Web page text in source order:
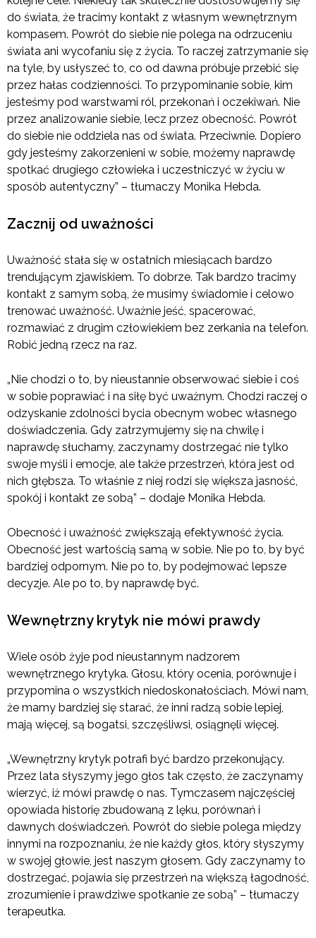
do świata, że tracimy kontakt z własnym wewnętrznym
kompasem. Powrót do siebie nie polega na odrzuceniu
świata ani wycofaniu się z życia. To raczej zatrzymanie się
na tyle, by usłyszeć to, co od dawna próbuje przebić się
przez hałas codzienności. To przypominanie sobie, kim
jesteśmy pod warstwami ról, przekonań i oczekiwań. Nie
przez analizowanie siebie, lecz przez obecność. Powrót
do siebie nie oddziela nas od świata. Przeciwnie. Dopiero
gdy jesteśmy zakorzenieni w sobie, możemy naprawdę
spotkać drugiego człowieka i uczestniczyć w życiu w
sposób autentyczny” – tłumaczy Monika Hebda.
Zacznij od uważności
Uważność stała się w ostatnich miesiącach bardzo
trendującym zjawiskiem. To dobrze. Tak bardzo tracimy
kontakt z samym sobą, że musimy świadomie i celowo
trenować uważność. Uważnie jeść, spacerować,
rozmawiać z drugim człowiekiem bez zerkania na telefon.
Robić jedną rzecz na raz.
„Nie chodzi o to, by nieustannie obserwować siebie i coś
w sobie poprawiać i na siłę być uważnym. Chodzi raczej o
odzyskanie zdolności bycia obecnym wobec własnego
doświadczenia. Gdy zatrzymujemy się na chwilę i
naprawdę słuchamy, zaczynamy dostrzegać nie tylko
swoje myśli i emocje, ale także przestrzeń, która jest od
nich głębsza. To właśnie z niej rodzi się większa jasność,
spokój i kontakt ze sobą” – dodaje Monika Hebda.
Obecność i uważność zwiększają efektywność życia.
Obecność jest wartością samą w sobie. Nie po to, by być
bardziej odpornym. Nie po to, by podejmować lepsze
decyzje. Ale po to, by naprawdę być.
Wewnętrzny krytyk nie mówi prawdy
Wiele osób żyje pod nieustannym nadzorem
wewnętrznego krytyka. Głosu, który ocenia, porównuje i
przypomina o wszystkich niedoskonałościach. Mówi nam,
że mamy bardziej się starać, że inni radzą sobie lepiej,
mają więcej, są bogatsi, szczęśliwsi, osiągnęli więcej.
„Wewnętrzny krytyk potrafi być bardzo przekonujący.
Przez lata słyszymy jego głos tak często, że zaczynamy
wierzyć, iż mówi prawdę o nas. Tymczasem najczęściej
opowiada historię zbudowaną z lęku, porównań i
dawnych doświadczeń. Powrót do siebie polega między
innymi na rozpoznaniu, że nie każdy głos, który słyszymy
w swojej głowie, jest naszym głosem. Gdy zaczynamy to
dostrzegać, pojawia się przestrzeń na większą łagodność,
zrozumienie i prawdziwe spotkanie ze sobą” – tłumaczy
terapeutka.